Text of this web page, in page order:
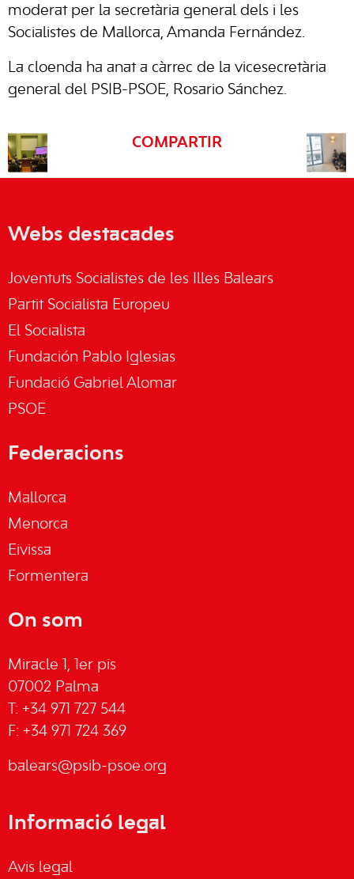
moderat per la secretària general dels i les
Socialistes de Mallorca, Amanda Fernández.
La cloenda ha anat a càrrec de la vicesecretària
general del PSIB-PSOE, Rosario Sánchez.
COMPARTIR
Webs destacades
Joventuts Socialistes de les Illes Balears
Partit Socialista Europeu
El Socialista
Fundación Pablo Iglesias
Fundació Gabriel Alomar
PSOE
Federacions
Mallorca
Menorca
Eivissa
Formentera
On som
Miracle 1, 1er pis
07002 Palma
T: +34 971 727 544
F: +34 971 724 369
balears@psib-psoe.org
Informació legal
Avis legal